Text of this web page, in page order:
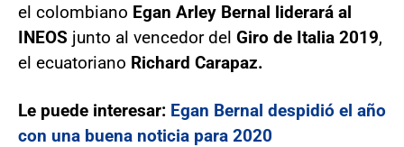
el colombiano Egan Arley Bernal liderará al
INEOS junto al vencedor del Giro de Italia 2019,
el ecuatoriano Richard Carapaz.
Le puede interesar: Egan Bernal despidió el año
con una buena noticia para 2020